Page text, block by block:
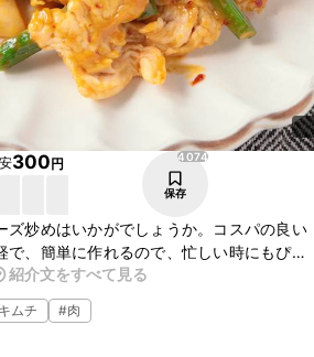
300円 4074
保存
ズ炒めはいかがでしょうか。コスパの良い
で、簡単に作れるので、忙しい時にもぴっ
みとしても最適なので、是非作ってみてく
紹介文をすべて見る
キムチ #肉